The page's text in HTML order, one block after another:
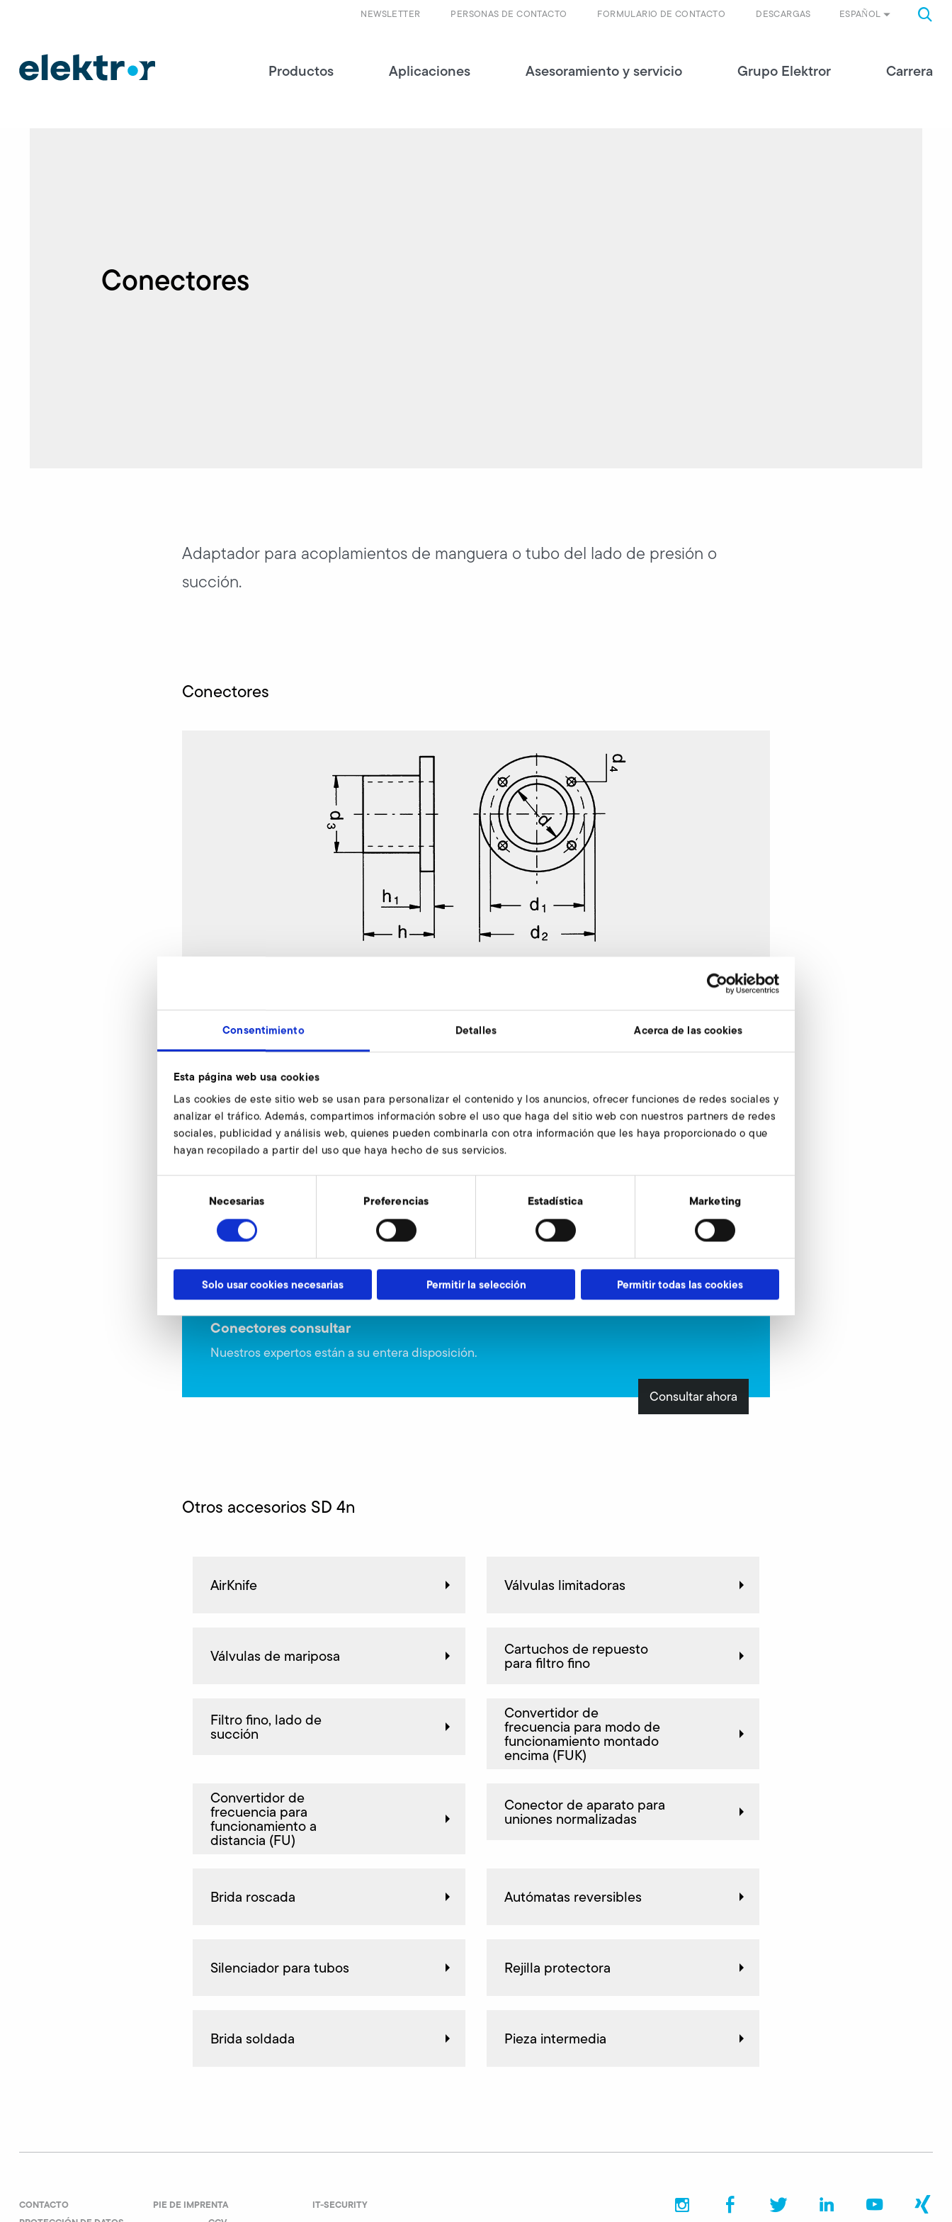
Consentimiento Detalles Acerca de las cookies
Esta página web usa cookies
Las cookies de este sitio web se usan para personalizar el contenido y los anuncios, ofrecer funciones de redes sociales y
analizar el tráfico. Además, compartimos información sobre el uso que haga del sitio web con nuestros partners de redes
sociales, publicidad y análisis web, quienes pueden combinarla con otra información que les haya proporcionado o que
hayan recopilado a partir del uso que haya hecho de sus servicios.
consentimiento
Necesarias Preferencias Estadística Marketing
Solo usar cookies necesarias Permitir la selección Permitir todas las cookies
ESPAÑOL
DESCARGAS
FORMULARIO DE CONTACTO
PERSONAS DE CONTACTO
NEWSLETTER
Productos Aplicaciones Asesoramiento y servicio Grupo Elektror Carrera
Conectores
Adaptador para acoplamientos de manguera o tubo del lado de presión o
succión.
Conectores
SD 4n
d
d1
d2
d3
45
79
54
50
Conectores consultar
Nuestros expertos están a su entera disposición.
Consultar ahora
Otros accesorios SD 4n
AirKnife Válvulas limitadoras
Válvulas de mariposa Cartuchos de repuesto
para filtro fino
Filtro fino, lado de
succión
Convertidor de
frecuencia para modo de
funcionamiento montado
encima (FUK)
Convertidor de
frecuencia para
funcionamiento a
distancia (FU)
Conector de aparato para
uniones normalizadas
Brida roscada Autómatas reversibles
Silenciador para tubos Rejilla protectora
Brida soldada Pieza intermedia
CONTACTO PIE DE IMPRENTA
IT-SECURITY